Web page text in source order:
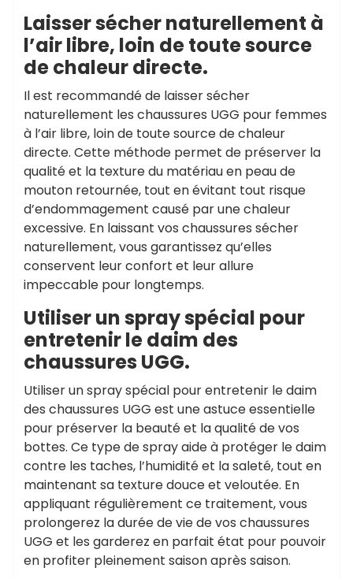
Laisser sécher naturellement à
l’air libre, loin de toute source
de chaleur directe.
Il est recommandé de laisser sécher
naturellement les chaussures UGG pour femmes
à l’air libre, loin de toute source de chaleur
directe. Cette méthode permet de préserver la
qualité et la texture du matériau en peau de
mouton retournée, tout en évitant tout risque
d’endommagement causé par une chaleur
excessive. En laissant vos chaussures sécher
naturellement, vous garantissez qu’elles
conservent leur confort et leur allure
impeccable pour longtemps.
Utiliser un spray spécial pour
entretenir le daim des
chaussures UGG.
Utiliser un spray spécial pour entretenir le daim
des chaussures UGG est une astuce essentielle
pour préserver la beauté et la qualité de vos
bottes. Ce type de spray aide à protéger le daim
contre les taches, l’humidité et la saleté, tout en
maintenant sa texture douce et veloutée. En
appliquant régulièrement ce traitement, vous
prolongerez la durée de vie de vos chaussures
UGG et les garderez en parfait état pour pouvoir
en profiter pleinement saison après saison.